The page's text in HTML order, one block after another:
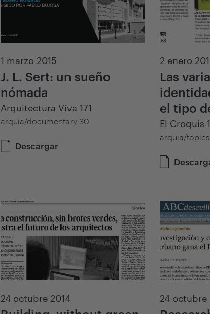
1 marzo 2015
J. L. Sert: un sueño
nómada
Arquitectura Viva 171
arquia/documentary 30
Descargar
2 enero
Las
el tipo
El Croquis
arquia/
24 octubre 2014 24 octubre